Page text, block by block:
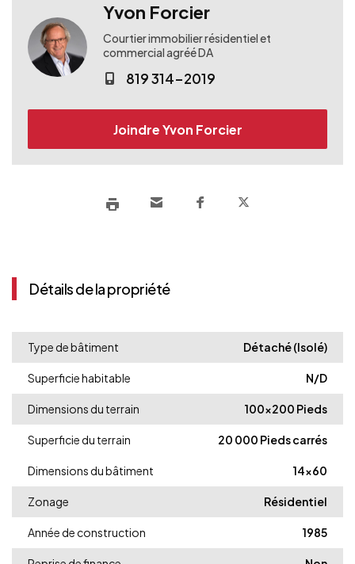
Yvon Forcier
Courtier immobilier résidentiel et
commercial agréé DA
819 314-2019
Joindre Yvon Forcier
Détails de la propriété
Type de bâtiment Détaché (Isolé)
Superficie habitable N/D
Dimensions du terrain 100x200 Pieds
Superficie du terrain 20 000 Pieds carrés
Dimensions du bâtiment 14x60
Zonage Résidentiel
Année de construction 1985